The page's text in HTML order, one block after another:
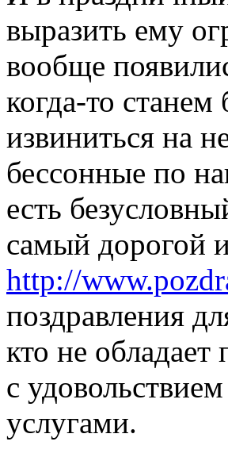
выразить ему
вообще
когда-то
извиниться на
бессонные по
есть
самый дорогой
http://
поздравления
кто не
с
услугами.